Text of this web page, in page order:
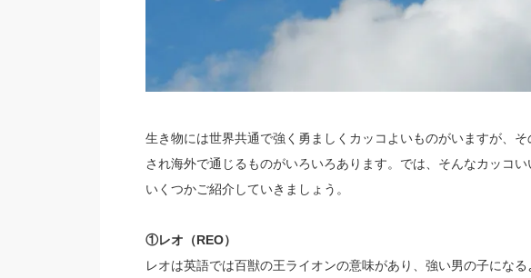
生き物には世界共通で強く勇ましくカッコよいものがいますが、
され海外で通じるものがいろいろあります。では、そんなカッコ
いくつかご紹介していきましょう。
①レオ（REO）
レオは英語では百獣の王ライオンの意味があり、強い男の子にな